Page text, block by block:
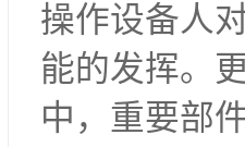
操作设备人
能的发挥。
中，重要部